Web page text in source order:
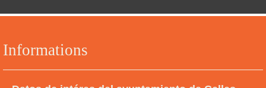
Informations